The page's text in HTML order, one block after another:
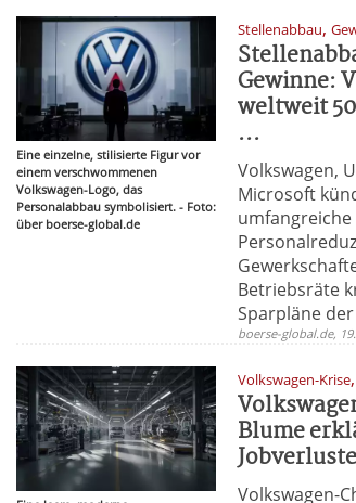
Eine einzelne, stilisierte Figur vor
einem verschwommenen
Volkswagen-Logo, das
Personalabbau symbolisiert. - Foto:
über boerse-global.de
Stellenabbau,
Gewinne:
weltweit
...
Volkswagen,
Microsoft
umfangreiche
Betriebsräte
Sparpläne
boerse-global.de,
Volkswagen-Krise,
Blume
Volkswagen-